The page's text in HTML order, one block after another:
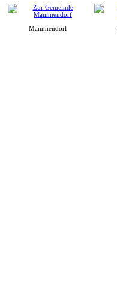
Mammendorf